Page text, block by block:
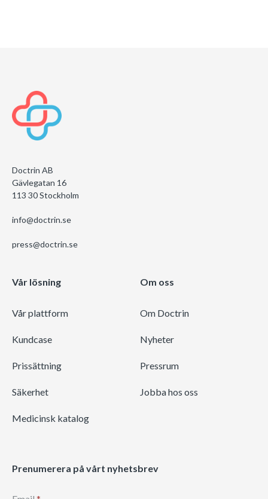
Doctrin AB
Gävlegatan 16
113 30 Stockholm
info@doctrin.se
press@doctrin.se
Vår lösning
Vår plattform
Kundcase
Prissättning
Säkerhet
Medicinsk katalog
Om oss
Om Doctrin
Nyheter
Pressrum
Jobba hos oss
Prenumerera på vårt nyhetsbrev